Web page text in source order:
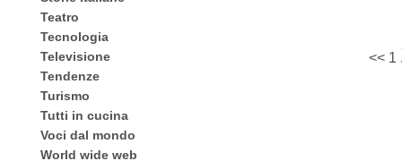
Teatro
Tecnologia
Televisione
Tendenze
Turismo
Tutti in cucina
Voci dal mondo
World wide web
<< 1